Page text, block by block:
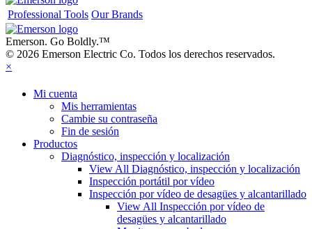
Professional Tools Our Brands
Emerson. Go Boldly.™
© 2026 Emerson Electric Co. Todos los derechos reservados.
×
Mi cuenta
Mis herramientas
Cambie su contraseña
Fin de sesión
Productos
Diagnóstico, inspección y localización
View All Diagnóstico, inspección y localización
Inspección portátil por vídeo
Inspección por vídeo de desagües y alcantarillado
View All Inspección por vídeo de
desagües y alcantarillado